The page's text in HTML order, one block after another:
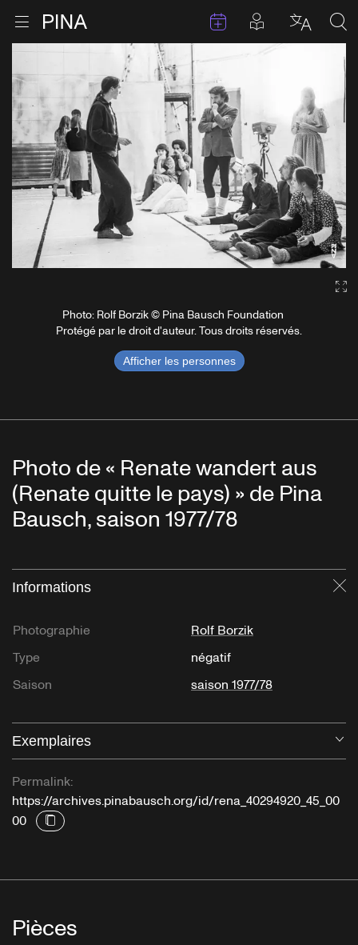
Ouvrir le menu Retour à la page d'accueil Évenements
Articles en
Photo: Rolf Borzik © Pina Bausch Foundation
Protégé par le droit d'auteur. Tous droits réservés.
Afficher les personnes
Photo de « Renate wandert aus
(Renate quitte le pays) » de Pina
Bausch, saison 1977/78
Informations
Photographie
Rolf Borzik
Type
négatif
Saison
saison 1977/78
Exemplaires
Permalink:
https://archives.pinabausch.org/id/rena_40294920_45_00
00
Pièces